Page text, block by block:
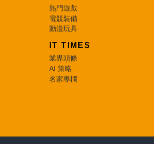
熱門遊戲
電競裝備
動漫玩具
IT TIMES
業界頭條
AI 策略
名家專欄